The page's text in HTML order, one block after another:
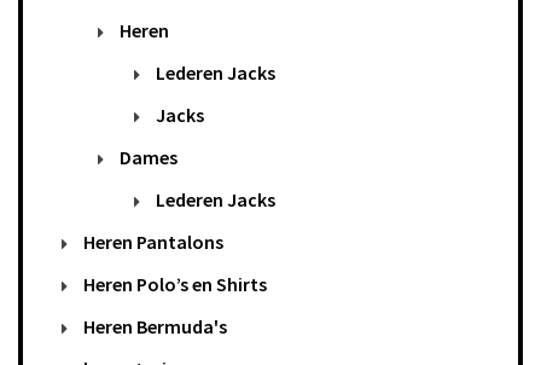
Totaal: € 0,00
Heren
Lederen Jacks
Jacks
Dames
Lederen Jacks
Heren Pantalons
Heren Polo’s en Shirts
Heren Bermuda's